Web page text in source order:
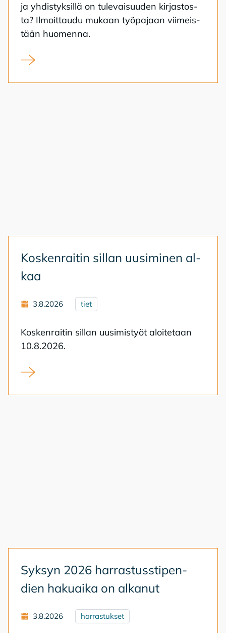
ja yh­dis­tyk­sil­lä on tu­le­vai­suu­den kir­jas­tos­
ta? Il­moit­tau­du mu­kaan työ­pa­jaan vii­meis­
tään huo­men­na.
Kirjasto kansalaistoiminnan alustana
Kos­ken­rai­tin sil­lan uusi­mi­nen al­
kaa
3.8.2026 tiet
Kos­ken­rai­tin sil­lan uusi­mis­työt aloi­te­taan
10.8.2026.
Koskenraitin sillan uusiminen alkaa
Syk­syn 2026 har­ras­tuss­ti­pen­
dien ha­kuai­ka on al­ka­nut
3.8.2026 harrastukset